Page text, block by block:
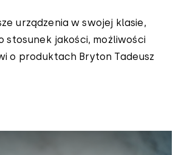
urządzenia w swojej klasie,
stosunek jakości, możliwości
o produktach Bryton Tadeusz